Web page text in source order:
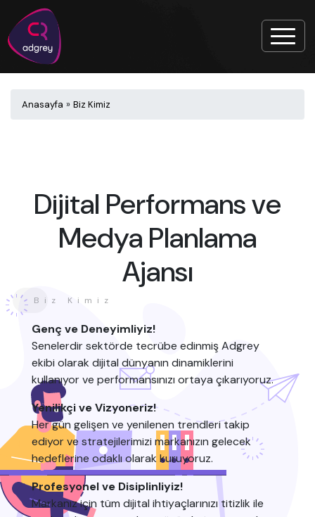
Anasayfa » Biz Kimiz
Dijital Performans ve
Medya Planlama
Ajansı
Biz Kimiz
Genç ve Deneyimliyiz!
Senelerdir sektörde tecrübe edinmiş Adgrey
ekibi olarak dijital dünyanın dinamiklerini
kullanıyor ve performansınızı ortaya çıkarıyoruz.
Yenilikçi ve Vizyoneriz!
Her gün gelişen ve yenilenen trendleri takip
ediyor ve stratejilerimizi markanızın gelecek
hedeflerine odaklı olarak kuruyoruz.
Profesyonel ve Disiplinliyiz!
Markanız için tüm dijital ihtiyaçlarınızı titizlik ile